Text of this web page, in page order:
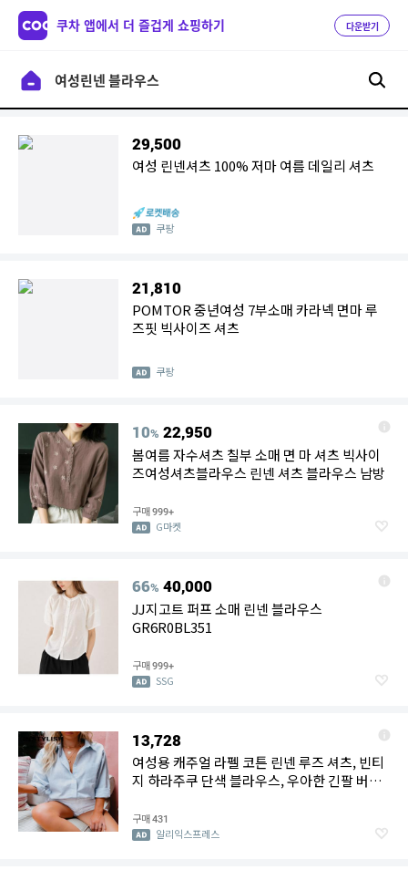
쿠차 앱에서 더 즐겁게 쇼핑하기 다운받기
29,500
여성 린넨셔츠 100% 저마 여름 데일리 셔츠
쿠팡
21,810
POMTOR 중년여성 7부소매 카라넥 면마 루
즈핏 빅사이즈 셔츠
쿠팡
10% 22,950
봄여름 자수셔츠 칠부 소매 면 마 셔츠 빅사이
즈여성셔츠블라우스 린넨 셔츠 블라우스 남방
구매999+
G마켓
66% 40,000
JJ지고트 퍼프 소매 린넨 블라우스
GR6R0BL351
구매999+
SSG
13,728
여성용 캐주얼 라펠 코튼 린넨 루즈 셔츠, 빈티
지 하라주쿠 단색 블라우스, 우아한 긴팔 버튼
구매431
알리익스프레스